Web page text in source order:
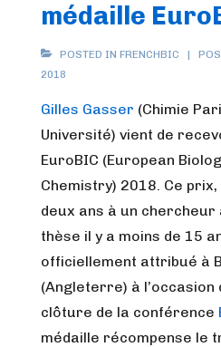
médaille
POSTED IN FRENCHBIC
2018
Gilles Gasser (Chimie
Université) vient de
EuroBIC (European
Chemistry) 2018. Ce
deux ans à un chercheur
thèse il y a moins de 15
officiellement attribué à
(Angleterre) à l’occasion
clôture de la conférence
médaille récompense le